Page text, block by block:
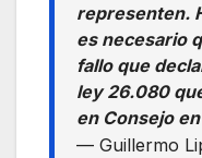
representen.
es necesario
fallo que
ley 26.080
en Consejo
— Guillermo